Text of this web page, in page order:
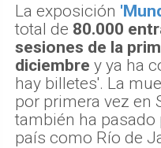
La exposición
total de 80.000
sesiones de la
diciembre y ya ha
hay billetes'. La
por primera vez en
también ha
país como Río de